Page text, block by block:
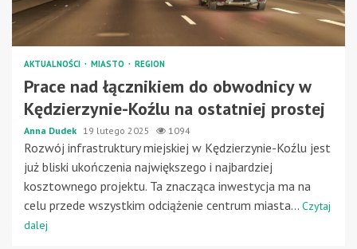
AKTUALNOŚCI MIASTO REGION
Prace nad łącznikiem do obwodnicy w
Kędzierzynie-Koźlu na ostatniej prostej
Anna Dudek 19 lutego 2025 1094
Rozwój infrastruktury miejskiej w Kędzierzynie-Koźlu jest
już bliski ukończenia największego i najbardziej
kosztownego projektu. Ta znacząca inwestycja ma na
celu przede wszystkim odciążenie centrum miasta... Czytaj
dalej